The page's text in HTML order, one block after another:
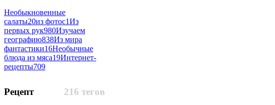
Необыкновенные
салаты20из фотос1Из
первых рук980Изучаем
географию838Из мира
фантастики16Необычные
блюда из мяса19Интернет-
рецепты709
216 тегов
Рецепт